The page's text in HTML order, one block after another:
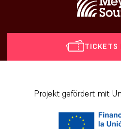
TICKETS
Projekt gefördert mit